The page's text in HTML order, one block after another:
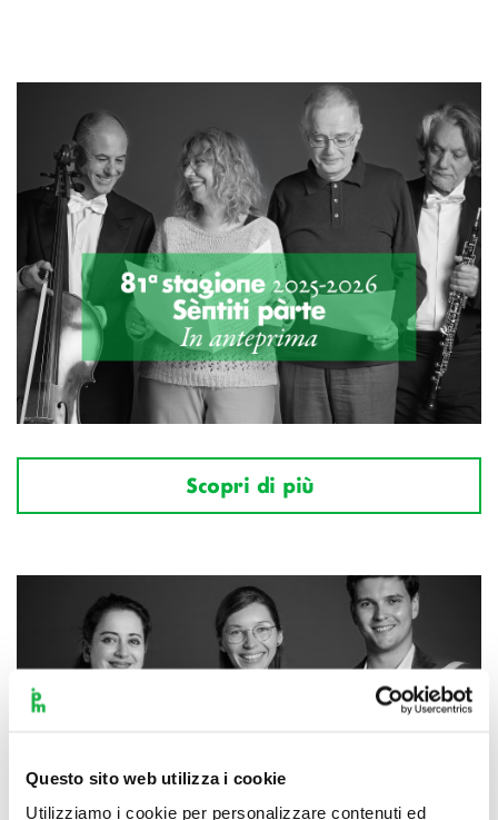
Questo sito web utilizza i cookie
Utilizziamo i cookie per personalizzare contenuti ed
Scopri di più